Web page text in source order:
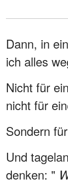
Dann, in
ich alles
Nicht für
nicht für
Sondern
Und
denken: "